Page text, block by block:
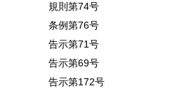
規則第74号
条例第76号
告示第71号
告示第69号
告示第172号